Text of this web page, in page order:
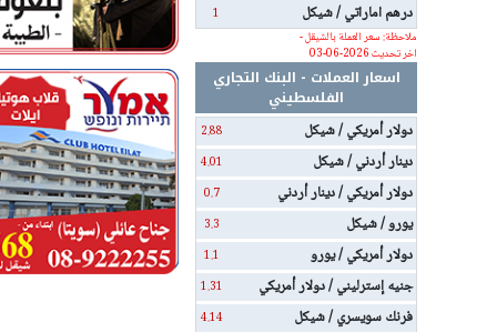
درهم اماراتي / شيكل
1
ملاحظة: سعر العملة بالشيقل -
اخر تحديث 2026-06-03
اسعار العملات - البنك التجاري
الفلسطيني
دولار أمريكي / شيكل
2.88
دينار أردني / شيكل 4.01
دولار أمريكي / دينار أردني 0.7
يورو / شيكل 3.3
دولار أمريكي / يورو 1.1
جنيه إسترليني / دولار أمريكي 1.31
فرنك سويسري / شيكل 4.14